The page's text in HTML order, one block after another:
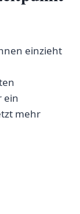
einzieht
ein
mehr